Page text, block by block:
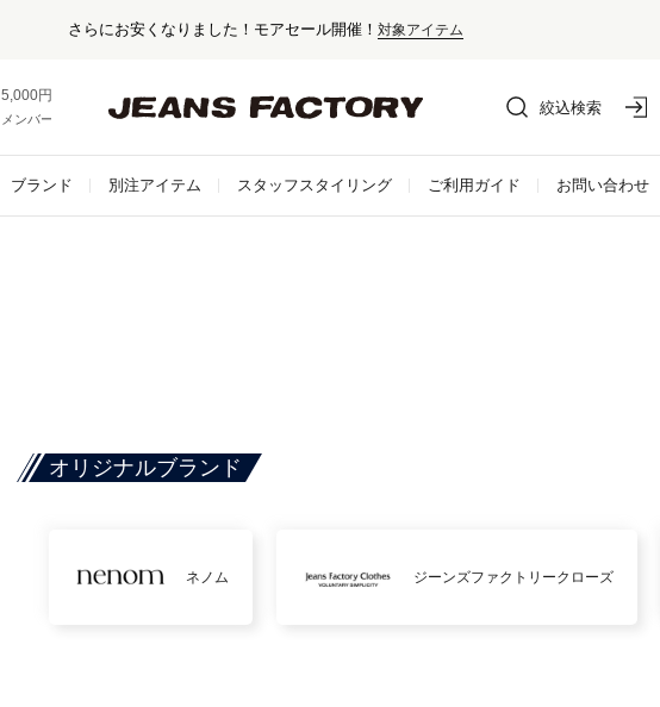
セール対象外アイテムは10%ポイント還元！
5,000円以上お買い上げで送料無料！
メンバー登録でお得な情報をゲット。さらに詳しく
絞込検索
ブランド 別注アイテム スタッフスタイリング ご利用ガイド お問い合わせ
オリジナルブランド
ネノム ジーンズファクトリークローズ